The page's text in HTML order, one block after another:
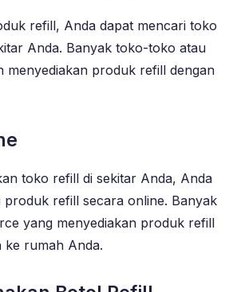
refill, Anda dapat mencari toko
Anda. Banyak toko-toko atau
menyediakan produk refill dengan
toko refill di sekitar Anda, Anda
produk refill secara online. Banyak
yang menyediakan produk refill
ke rumah Anda.